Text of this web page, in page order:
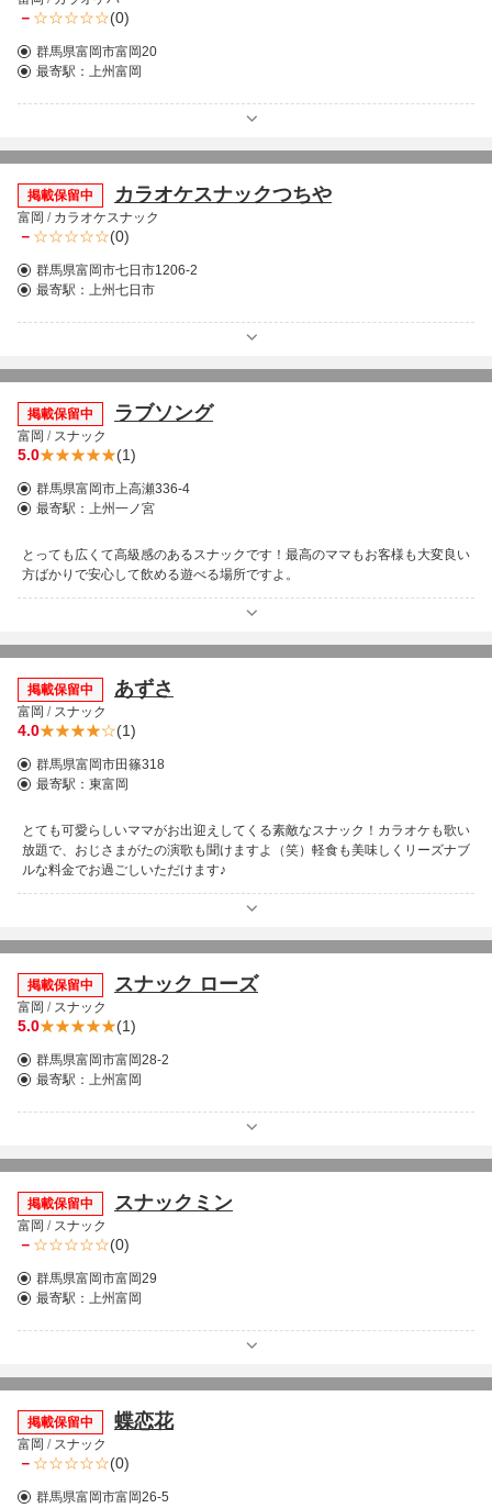
－ (0)
群馬県富岡市富岡20
最寄駅： 上州富岡
掲載保留中 カラオケスナックつちや
富岡 / カラオケスナック
－ (0)
群馬県富岡市七日市1206-2
最寄駅： 上州七日市
掲載保留中 ラブソング
富岡 / スナック
5.0 (1)
群馬県富岡市上高瀬336-4
最寄駅： 上州一ノ宮
とっても広くて高級感のあるスナックです！最高のママもお客様も大変良い
方ばかりで安心して飲める遊べる場所ですよ。
掲載保留中 あずさ
富岡 / スナック
4.0 (1)
群馬県富岡市田篠318
最寄駅： 東富岡
とても可愛らしいママがお出迎えしてくる素敵なスナック！カラオケも歌い
放題で、おじさまがたの演歌も聞けますよ（笑）軽食も美味しくリーズナブ
ルな料金でお過ごしいただけます♪
掲載保留中 スナック ローズ
富岡 / スナック
5.0 (1)
群馬県富岡市富岡28-2
最寄駅： 上州富岡
掲載保留中 スナックミン
富岡 / スナック
－ (0)
群馬県富岡市富岡29
最寄駅： 上州富岡
掲載保留中 蝶恋花
富岡 / スナック
－ (0)
群馬県富岡市富岡26-5